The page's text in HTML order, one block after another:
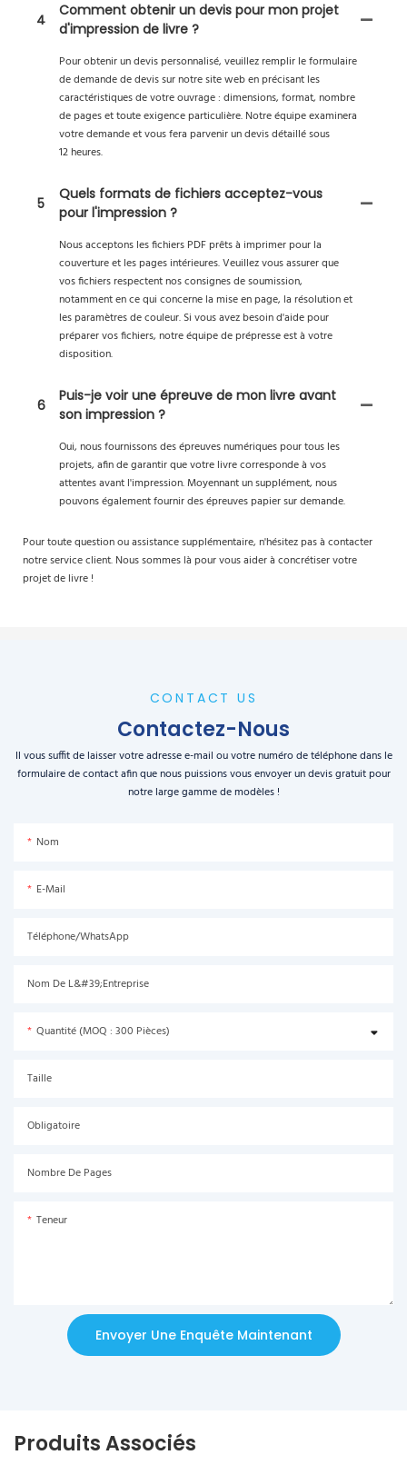
4
Comment obtenir un devis pour mon projet
d'impression de livre ?
Pour obtenir un devis personnalisé, veuillez remplir le formulaire
de demande de devis sur notre site web en précisant les
caractéristiques de votre ouvrage : dimensions, format, nombre
de pages et toute exigence particulière. Notre équipe examinera
votre demande et vous fera parvenir un devis détaillé sous
12 heures.
5
Quels formats de fichiers acceptez-vous
pour l'impression ?
Nous acceptons les fichiers PDF prêts à imprimer pour la
couverture et les pages intérieures. Veuillez vous assurer que
vos fichiers respectent nos consignes de soumission,
notamment en ce qui concerne la mise en page, la résolution et
les paramètres de couleur. Si vous avez besoin d'aide pour
préparer vos fichiers, notre équipe de prépresse est à votre
disposition.
6
Puis-je voir une épreuve de mon livre avant
son impression ?
Oui, nous fournissons des épreuves numériques pour tous les
projets, afin de garantir que votre livre corresponde à vos
attentes avant l'impression. Moyennant un supplément, nous
pouvons également fournir des épreuves papier sur demande.
Pour toute question ou assistance supplémentaire, n'hésitez pas à contacter
notre service client. Nous sommes là pour vous aider à concrétiser votre
projet de livre !
CONTACT US
Contactez-Nous
Il vous suffit de laisser votre adresse e-mail ou votre numéro de téléphone dans le
formulaire de contact afin que nous puissions vous envoyer un devis gratuit pour
notre large gamme de modèles !
Nom
E-Mail
Téléphone/WhatsApp
Nom De L&#39;entreprise
Quantité (MOQ : 300 Pièces)
Taille
Obligatoire
Nombre De Pages
Teneur
Envoyer Une Enquête Maintenant
Produits Associés